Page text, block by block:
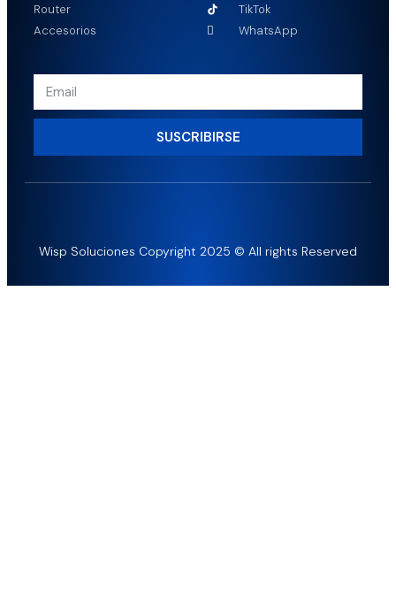
Router
Accesorios
TikTok
WhatsApp
SUSCRIBIRSE
Wisp Soluciones Copyright 2025 © All rights Reserved